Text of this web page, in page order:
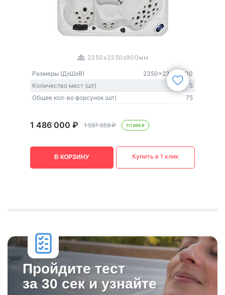
2350x2350x900мм
Размеры (ДxШxВ)
2350x2350x900
Количество мест (шт)
5
Общее кол-во форсунок (шт)
75
1 486 000 ₽ 1 597 659 ₽ 111 659 ₽
В КОРЗИНУ Купить в 1 клик
Пройдите тест
за 30 сек и узнайте